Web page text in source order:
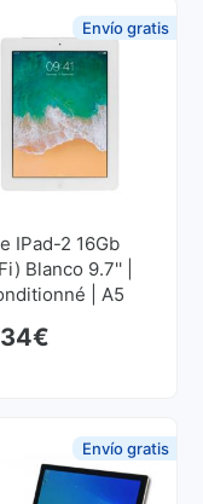
IPad-2 16Gb
Blanco 9.7'' |
| A5
1024x768
€
Envío gratis
Envío gratis